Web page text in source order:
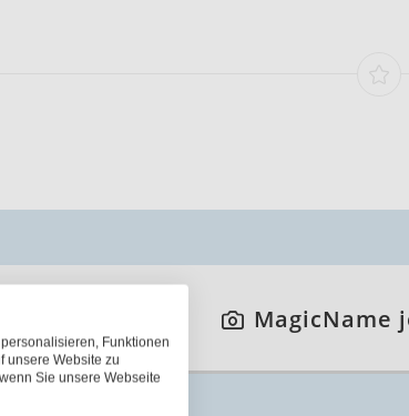
MagicName
Funktionen
unsere Website zu
Sie unsere Webseite